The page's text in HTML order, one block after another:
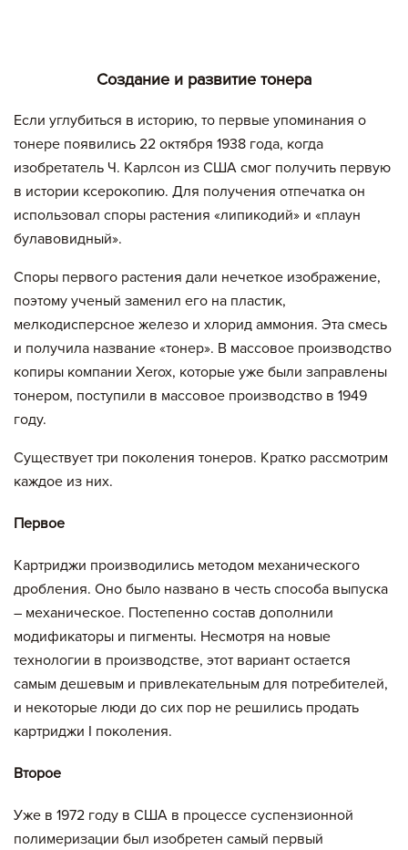
Создание и развитие тонера
Если углубиться в историю, то первые упоминания о
тонере появились 22 октября 1938 года, когда
изобретатель Ч. Карлсон из США смог получить первую
в истории ксерокопию. Для получения отпечатка он
использовал споры растения «липикодий» и «плаун
булавовидный».
Споры первого растения дали нечеткое изображение,
поэтому ученый заменил его на пластик,
мелкодисперсное железо и хлорид аммония. Эта смесь
и получила название «тонер». В массовое производство
копиры компании Xerox, которые уже были заправлены
тонером, поступили в массовое производство в 1949
году.
Существует три поколения тонеров. Кратко рассмотрим
каждое из них.
Первое
Картриджи производились методом механического
дробления. Оно было названо в честь способа выпуска
– механическое. Постепенно состав дополнили
модификаторы и пигменты. Несмотря на новые
технологии в производстве, этот вариант остается
самым дешевым и привлекательным для потребителей,
и некоторые люди до сих пор не решились продать
картриджи I поколения.
Второе
Уже в 1972 году в США в процессе суспензионной
полимеризации был изобретен самый первый